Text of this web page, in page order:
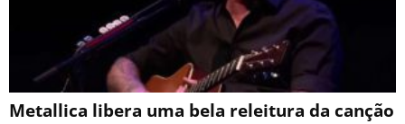
Metallica libera uma bela releitura da canção